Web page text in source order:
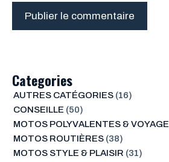
Categories
AUTRES CATÉGORIES(16)
CONSEILLE (50)
MOTOS POLYVALENTES & VOYAGE
MOTOS ROUTIÈRES(38)
MOTOS STYLE & PLAISIR (31)